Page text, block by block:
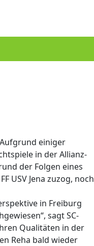
einiger
in der Allianz-
der Folgen eines
USV Jena zuzog, noch
in Freiburg
sagt SC-
Qualitäten in der
Reha bald wieder